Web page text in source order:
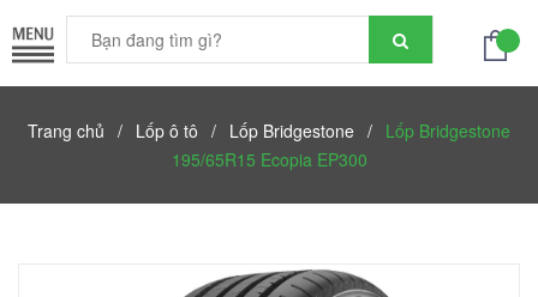
Trang chủ / Lốp ô tô / Lốp Bridgestone / Lốp Bridgestone
195/65R15 Ecopia EP300